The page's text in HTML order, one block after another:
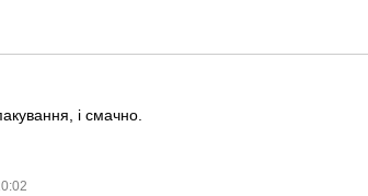
і смачно.